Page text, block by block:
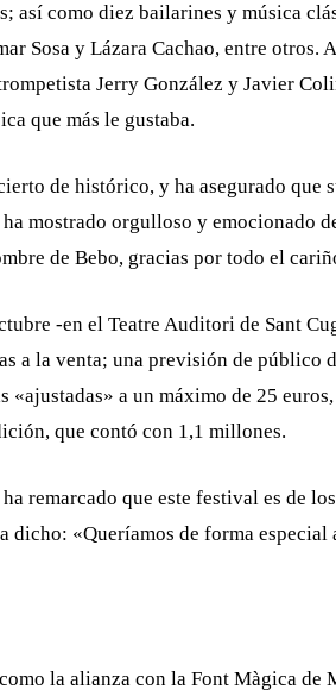
así como diez bailarines y música
Sosa y Lázara Cachao, entre otros.
Jerry González y Javier
que más le gustaba.
de histórico, y ha asegurado que
mostrado orgulloso y emocionado
de Bebo, gracias por todo el
-en el Teatre Auditori de Sant
a la venta; una previsión de público
«ajustadas» a un máximo de 25
que contó con 1,1 millones.
remarcado que este festival es de
dicho: «Queríamos de forma
la alianza con la Font Màgica